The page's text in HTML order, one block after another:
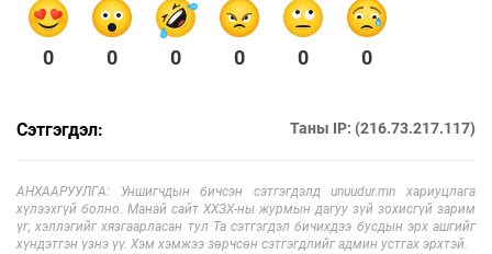
0 0 0 0 0 0
Сэтгэгдэл: Таны IP: (216.73.217.117)
АНХААРУУЛГА: Уншигчдын бичсэн сэтгэгдэлд unuudur.mn хариуцлага
хүлээхгүй болно. Манай сайт ХХЗХ-ны журмын дагуу зүй зохисгүй зарим
үг, хэллэгийг хязгаарласан тул Та сэтгэгдэл бичихдээ бусдын эрх ашгийг
хүндэтгэн үзнэ үү. Хэм хэмжээ зөрчсөн сэтгэгдлийг админ устгах эрхтэй.